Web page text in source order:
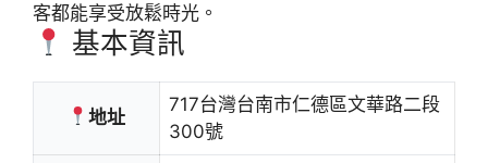
客都能享受放鬆時光。
基本資訊
地址
717台灣台南市仁德區文華路二段
300號